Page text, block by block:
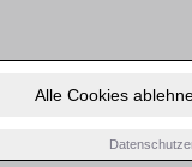
Alle Cookies
Sie in Enger Ihren
Entdecken Sie
von privat und